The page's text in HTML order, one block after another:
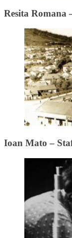
Resita Romana
Ioan Mato –